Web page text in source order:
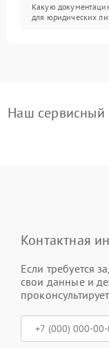
Какую
для юридических
Наш сервисный
Контактная
Если требуется
свои данные и